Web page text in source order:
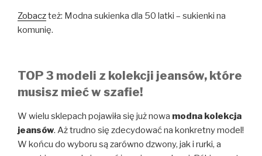
Zobaczteż: Modna sukienka dla 50 latki – sukienki na
komunię.
TOP 3 modeli z kolekcji jeansów, które
musisz mieć w szafie!
W wielu sklepach pojawiła się już nowa modna kolekcja
jeansów. Aż trudno się zdecydować na konkretny model!
W końcu do wyboru są zarówno dzwony, jak i rurki, a